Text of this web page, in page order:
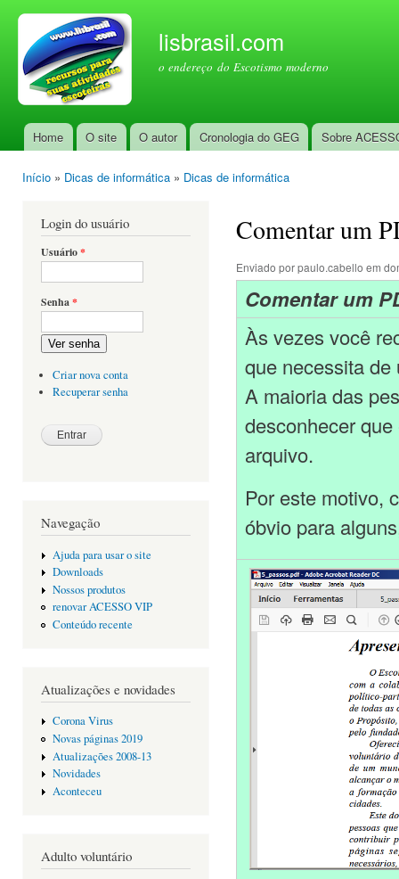
lisbrasil.com
o endereço do Escotismo moderno
Menu principal
Home O site O autor Cronologia do GEG Sobre
Início » Dicas de informática » Dicas de informática
Login do usuário
Usuário*
Senha*
Ver senha
Criar nova conta
Recuperar senha
Navegação
Ajuda para usar o site
Downloads
Nossos produtos
renovar ACESSO VIP
Conteúdo recente
Atualizações e novidades
Corona Virus
Novas páginas 2019
Atualizações 2008-13
Novidades
Aconteceu
Adulto voluntário
Comentar um
Enviado porpaulo.cabello em
Comentar um
Às vezes você
que necessita
A maioria das
desconhecer
arquivo.
Por este motivo,
óbvio para